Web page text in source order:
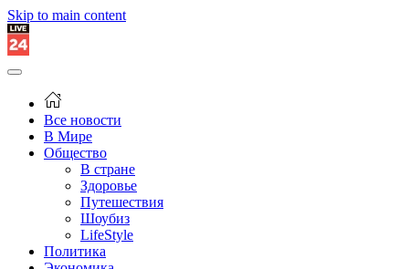
Skip to main content
Все новости
В Мире
Общество
В стране
Здоровье
Путешествия
Шоубиз
LifeStyle
Политика